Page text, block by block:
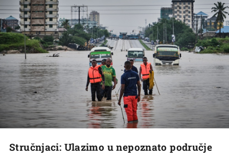
Stručnjaci: Ulazimo u nepoznato područje